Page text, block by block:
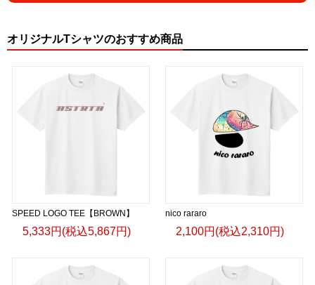
オリジナルTシャツのおすすめ商品
SPEED LOGO TEE【BROWN】
5,333円(税込5,867円)
nico rararo
2,100円(税込2,310円)